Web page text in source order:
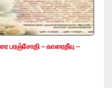
பரஞ்சோதி – காரைதீவு –